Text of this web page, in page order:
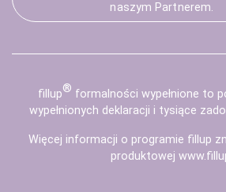
naszym Partnerem.
fill up® formalności wypełnione to
wypełnionych deklaracji i tysiące
Więcej informacji o programie fillup
produktowej